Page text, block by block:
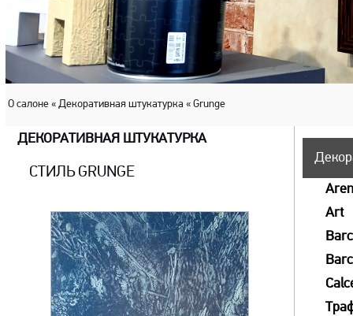
О салоне « Декоративная штукатурка « Grunge
ДЕКОРАТИВНАЯ ШТУКАТУРКА
СТИЛЬ GRUNGE
Art